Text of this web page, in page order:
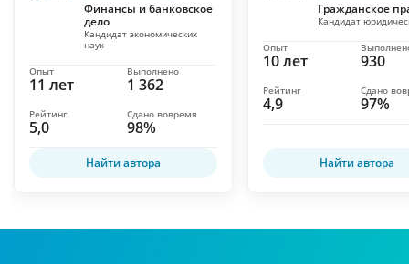
Финансы и банковское
дело
Кандидат экономических
наук
11 лет
Опыт
1 362
Выполнено
5,0
Рейтинг
98%
Сдано вовремя
Найти автора
Гражданское
Кандидат
10 лет
Опыт
930
4,9
Рейтинг
97%
Сдано
Найти автора